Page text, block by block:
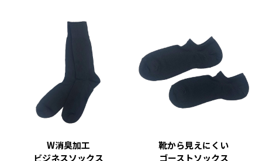
W消臭加工
ビジネスソックス
靴から見えにくい
ゴーストソックス